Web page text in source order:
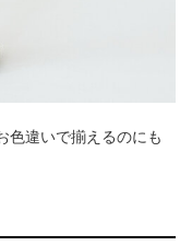
色違いで揃えるのにも